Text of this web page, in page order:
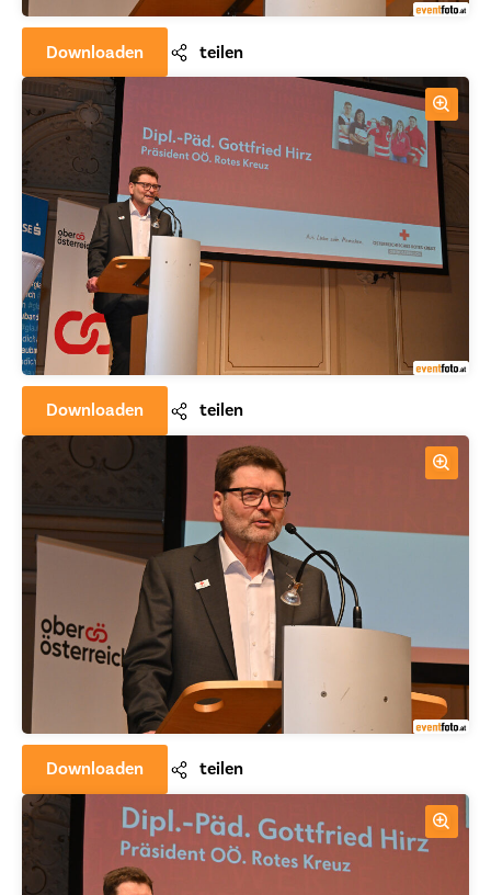
Downloaden teilen
Downloaden teilen
Downloaden teilen